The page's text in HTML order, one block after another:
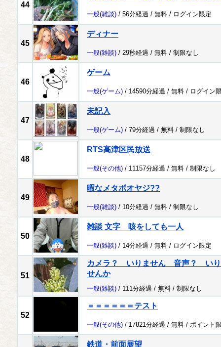
44
一般(雑談) / 56分経過 / 無料 / ログイン限定
45
ディナー
一般(雑談) / 29秒経過 / 無料 / 制限なし
46
ゲーム
一般(ゲーム) / 14590分経過 / 無料 / ログイン
47
未記入
一般(ゲーム) / 79分経過 / 無料 / 制限なし
48
RTS高津区民放送
一般(その他) / 11157分経過 / 無料 / 制限なし
49
暇なメタボオヤジ??
一般(雑談) / 10分経過 / 無料 / 制限なし
50
雑談 文字 咳をしても一人
一般(雑談) / 14分経過 / 無料 / ログイン限定
51
カメラ？ いりません 音声？ いり
せんか
一般(雑談) / 111分経過 / 無料 / 制限なし
52
＝＝＝＝＝＝テスト
一般(その他) / 17821分経過 / 無料 / ポイント
鉄道・前面展望